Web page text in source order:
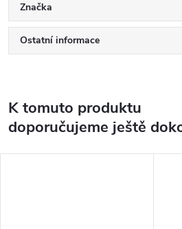
Značka
Ostatní informace
K tomuto produktu
doporučujeme ještě